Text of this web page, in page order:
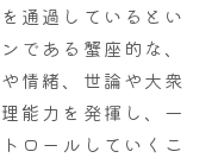
通過しているとい
である蟹座的な、
情緒、世論や大衆
能力を発揮し、一
ロールしていくこ